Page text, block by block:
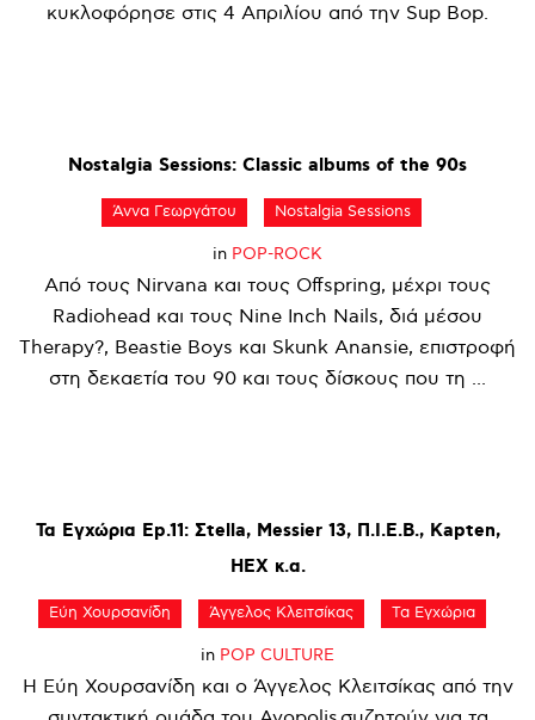
κυκλοφόρησε στις 4 Απριλίου από την Sup Bop.
Nostalgia Sessions: Classic albums of the 90s
Άννα Γεωργάτου Nostalgia Sessions
in POP-ROCK
Από τους Nirvana και τους Offspring, μέχρι τους
Radiohead και τους Nine Inch Nails, διά μέσου
Therapy?, Beastie Boys και Skunk Anansie, επιστροφή
στη δεκαετία του 90 και τους δίσκους που τη ...
Τα Εγχώρια Ep.11: Σtella, Messier 13, Π.Ι.Ε.Β., Kapten,
HEX κ.α.
Εύη Χουρσανίδη Άγγελος Κλειτσίκας Τα Εγχώρια
in POP CULTURE
Η Εύη Χουρσανίδη και ο Άγγελος Κλειτσίκας από την